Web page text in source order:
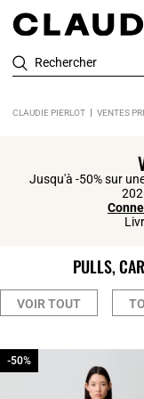
Rechercher
CLAUDIE PIERLOT VENTES
Jusqu'à -50% sur
PULLS,
VOIR TOUT
-50%
-50%